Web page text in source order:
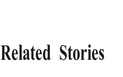
Related Stories